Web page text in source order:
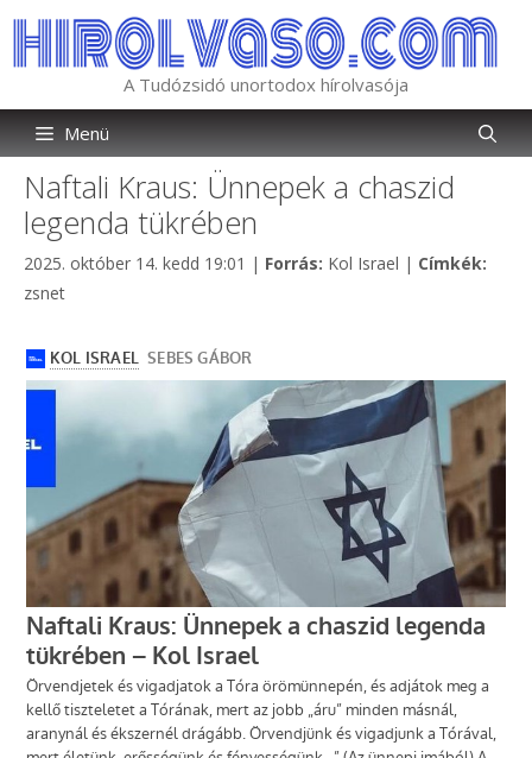
tartalomba
A Tudózsidó unortodox hírolvasója
Menü
Naftali Kraus: Ünnepek a chaszid
legenda tükrében
2025. október 14. kedd 19:01 | Forrás: Kategória
Kol Israel | Címkék:
zsnet